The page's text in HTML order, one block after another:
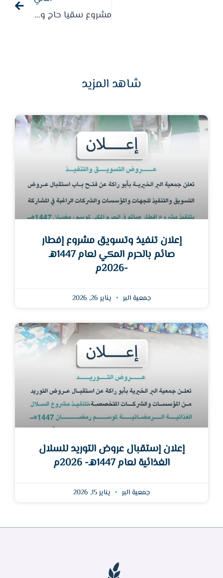
مشروع سقيا حاج ووجبة حاج
شاهد المزيد
إعلان تنفيذ وتسويق مشروع إفطار
صائم بالحرم المكي لعام 1447هـ
-2026م
جمعية البر يناير 26, 2026
إعلان إستقبال عروض التوريد للسلال
الغذائية لعام 1447هـ- 2026م
جمعية البر يناير 15, 2026